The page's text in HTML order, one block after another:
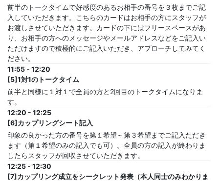
前半のトークタイムで好感度のあるお相手の番号を３枚までご記
入していただきます。こちらのカードはお相手の方にスタッフが
お渡しさせていただきます。カードの下にはフリースペースがあ
り、お相手の方へのメッセージやメールアドレスなどをご記入い
ただけますので積極的にご記入いただき、アプローチしてみてく
ださい。
11:55 - 12:20
[5]1対1のトークタイム
前半と同様に１対１で全員の方と2回目のトークタイムになりま
す。
12:20 - 12:25
[6]カップリングシート記入
印象の良かった方の番号を第１希望～第３希望までご記入ただき
ます（第１希望のみの記入でも可）。全員の方の記入が終わりま
したらスタッフが回収させていただきます。
12:25 - 12:30
[7]カップリング成立をシークレット発表（本人同士のみわかりま